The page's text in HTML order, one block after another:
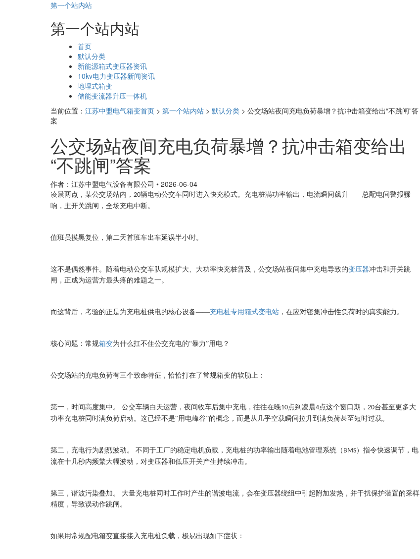
第一个站内站
第一个站内站
首页
默认分类
新能源箱式变压器资讯
10kv电力变压器新闻资讯
地埋式箱变
储能变流器升压一体机
当前位置： 江苏中盟电气箱变首页 > 第一个站内站 > 默认分类 > 公交场站夜间充电负荷暴增？抗冲击箱变给出“不跳闸”答
案
公交场站夜间充电负荷暴增？抗冲击箱变给出
“不跳闸”答案
作者：江苏中盟电气设备有限公司 • 2026-06-04
凌晨两点，某公交场站内， 20辆电动公交车同时进入快充模式。充电桩满功率输出，电流瞬间飙升——总配电间警报骤
响，主开关跳闸，全场充电中断。
值班员摸黑复位，第二天首班车出车延误半小时。
这不是偶然事件。随着电动公交车队规模扩大、大功率快充桩普及，公交场站夜间集中充电导致的变压器冲击和开关跳
闸，正成为运营方最头疼的难题之一。
而这背后，考验的正是为充电桩供电的核心设备——充电桩专用箱式变电站 ，在应对密集冲击性负荷时的真实能力。
核心问题：常规箱变为什么扛不住公交充电的“暴力”用电？
公交场站的充电负荷有三个致命特征，恰恰打在了常规箱变的软肋上：
第一，时间高度集中。 公交车辆白天运营，夜间收车后集中充电，往往在晚10点到凌晨4点这个窗口期， 20台甚至更多大
功率充电桩同时满负荷启动。这已经不是“用电峰谷”的概念，而是从几乎空载瞬间拉升到满负荷甚至短时过载。
第二，充电行为剧烈波动。 不同于工厂的稳定电机负载，充电桩的功率输出随着电池管理系统（ BMS）指令快速调节，电
流在十几秒内频繁大幅波动，对变压器和低压开关产生持续冲击。
第三，谐波污染叠加。
大量充电桩同时工作时产生的谐波电流，会在变压器绕组中引起附加发热，并干扰保护装置的采样
精度，导致误动作跳闸。
如果用常规配电箱变直接接入充电桩负载，极易出现如下症状：